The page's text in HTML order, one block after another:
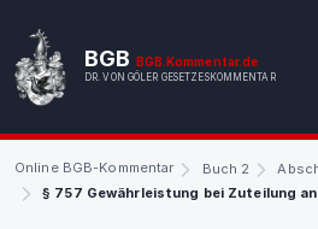
BGB BGB.Kommentar.de
DR. VON GÖLER GESETZESKOMMENTAR
Online BGB-Kommentar Buch 2
§ 757 Gewährleistung bei Zuteilung